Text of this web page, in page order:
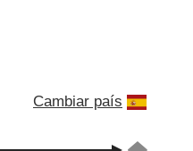
Cambiar país